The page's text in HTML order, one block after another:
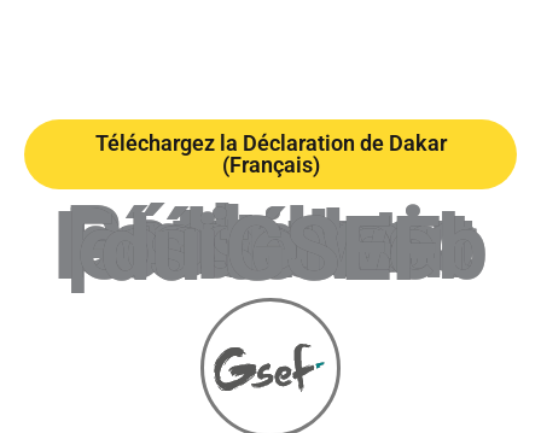
Téléchargez la Déclaration de Dakar
(Français)
Retrouvez les Déclarations des éditions précédentes du Forum sur le site web du GSEF